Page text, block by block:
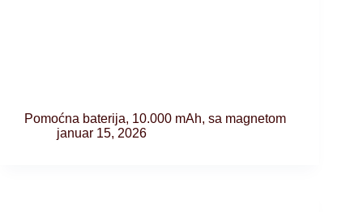
Pomoćna baterija, 10.000 mAh, sa magnetom
januar 15, 2026